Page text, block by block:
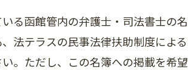
る函館管内の弁護士・司法書士の
法テラスの民事法律扶助制度によ
。ただし、この名簿への掲載を希